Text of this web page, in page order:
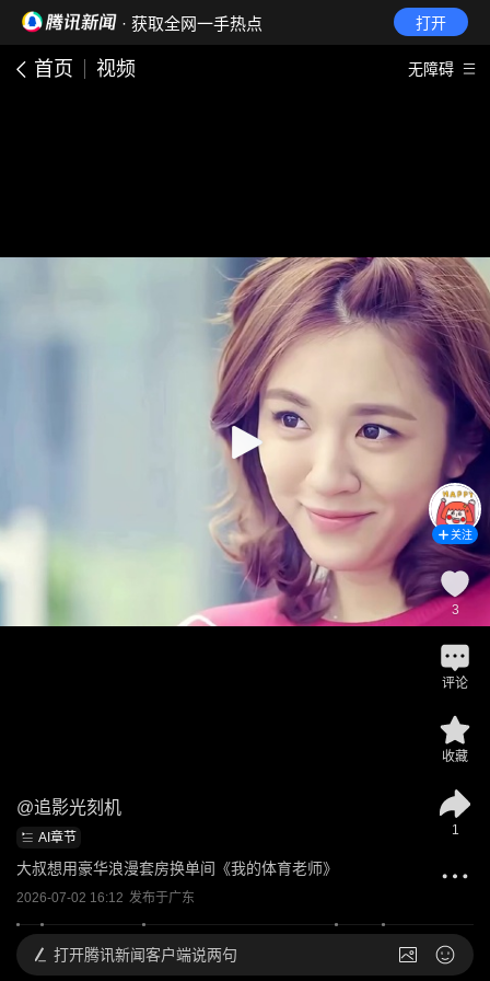
· 获取全网一手热点 打开
首页 视频 无障碍
@追影光刻机
AI章节
大叔想用豪华浪漫套房换单间《我的体育老师》
2026-07-02 16:12 发布于广东
关注
3
评论
收藏
1
打开腾讯新闻客户端说两句